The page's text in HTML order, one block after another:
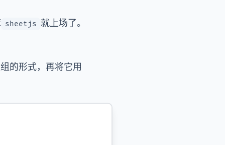
sheetjs 就上场了。
的形式，再将它用